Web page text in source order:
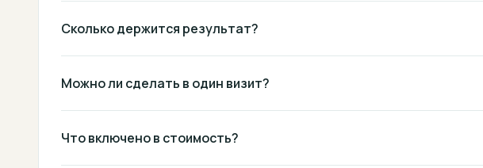
Сколько держится результат?
Можно ли сделать в один визит?
Что включено в стоимость?